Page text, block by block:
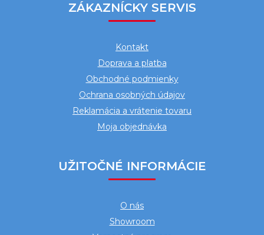
ZÁKAZNÍCKY SERVIS
Kontakt
Doprava a platba
Obchodné podmienky
Ochrana osobných údajov
Reklamácia a vrátenie tovaru
Moja objednávka
UŽITOČNÉ INFORMÁCIE
O nás
Showroom